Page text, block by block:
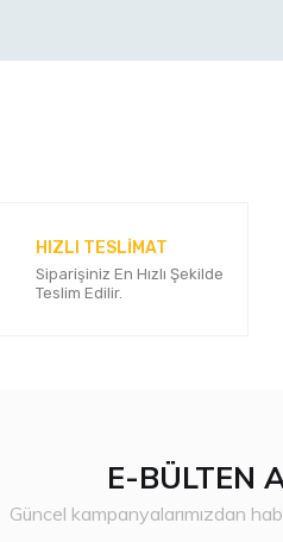
HIZLI TESLİMAT
Siparişiniz En Hızlı Şekilde
Teslim Edilir.
E-BÜLTEN
Güncel kampanyalarımızdan